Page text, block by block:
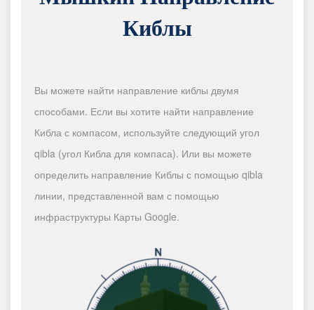
Киблы
Вы можете найти направление киблы двумя
способами. Если вы хотите найти направление
Кибла с компасом, используйте следующий угол
qibla (угол Кибла для компаса). Или вы можете
определить направление Киблы с помощью qibla
линии, представленной вам с помощью
инфраструктуры Карты Google.